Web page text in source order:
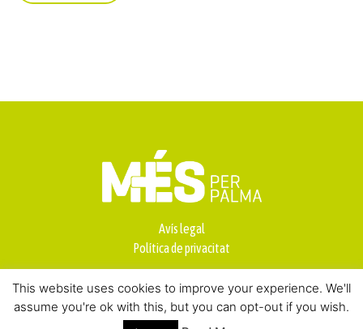
Avís legal
Política de privacitat
This website uses cookies to improve your experience. We'll
assume you're ok with this, but you can opt-out if you wish.